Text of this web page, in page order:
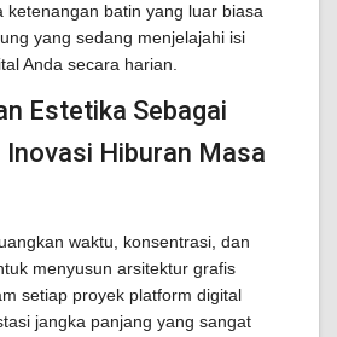
ketenangan batin yang luar biasa
yang sedang menjelajahi isi
Anda secara harian.
Estetika Sebagai
Inovasi Hiburan Masa
waktu, konsentrasi, dan
menyusun arsitektur grafis
setiap proyek platform digital
jangka panjang yang sangat